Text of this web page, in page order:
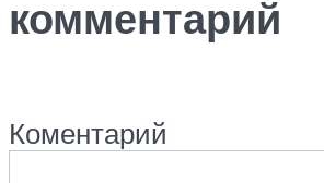
комментарий
Коментарий